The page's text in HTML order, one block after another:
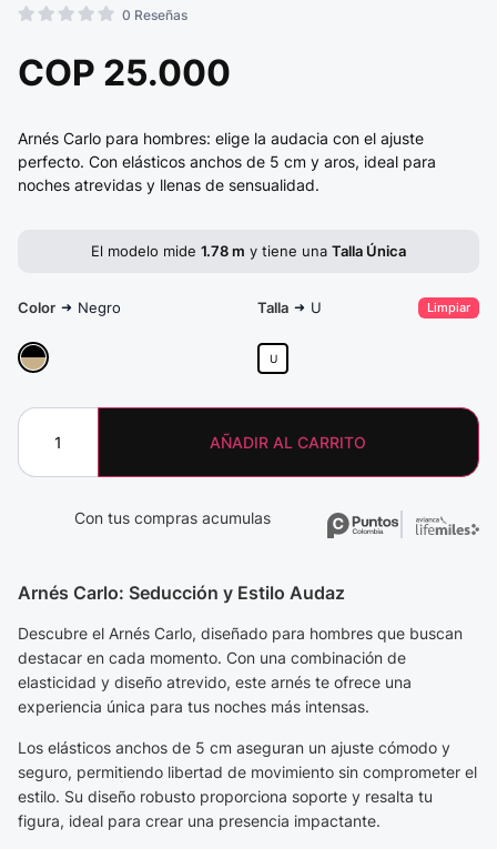
0 Reseñas
COP 25.000
Arnés Carlo para hombres: elige la audacia con el ajuste
perfecto. Con elásticos anchos de 5 cm y aros, ideal para
noches atrevidas y llenas de sensualidad.
El modelo mide 1.78 m y tiene una Talla Única
Color ➜ Negro Talla ➜ U
U
Limpiar
AÑADIR AL CARRITO
Con tus compras acumulas
Arnés Carlo: Seducción y Estilo Audaz
Descubre el Arnés Carlo, diseñado para hombres que buscan
destacar en cada momento. Con una combinación de
elasticidad y diseño atrevido, este arnés te ofrece una
experiencia única para tus noches más intensas.
Los elásticos anchos de 5 cm aseguran un ajuste cómodo y
seguro, permitiendo libertad de movimiento sin comprometer el
estilo. Su diseño robusto proporciona soporte y resalta tu
figura, ideal para crear una presencia impactante.